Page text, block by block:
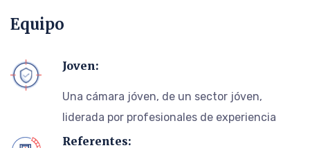
Equipo
Joven:
Una cámara jóven, de un sector jóven,
liderada por profesionales de experiencia
Referentes: